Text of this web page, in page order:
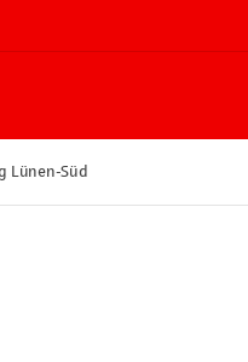
Lünen-Süd